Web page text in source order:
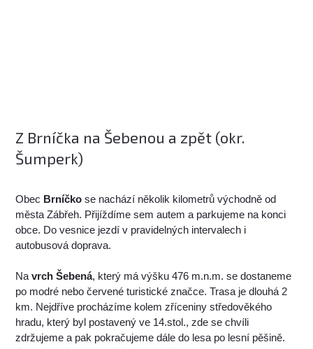
Z Brníčka na Šebenou a zpět (okr.
Šumperk)
Obec Brníčko se nachází několik kilometrů východně od
města Zábřeh. Přijíždíme sem autem a parkujeme na konci
obce. Do vesnice jezdí v pravidelných intervalech i
autobusová doprava.
Navrch Šebená, který má výšku 476 m.n.m. se dostaneme
po modré nebo červené turistické značce. Trasa je dlouhá 2
km. Nejdříve procházíme kolem zříceniny středověkého
hradu, který byl postavený ve 14.stol., zde se chvíli
zdržujeme a pak pokračujeme dále do lesa po lesní pěšině.